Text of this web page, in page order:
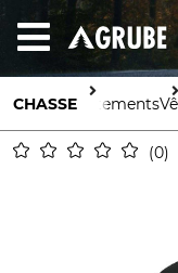
CHASSE Vêtements
0